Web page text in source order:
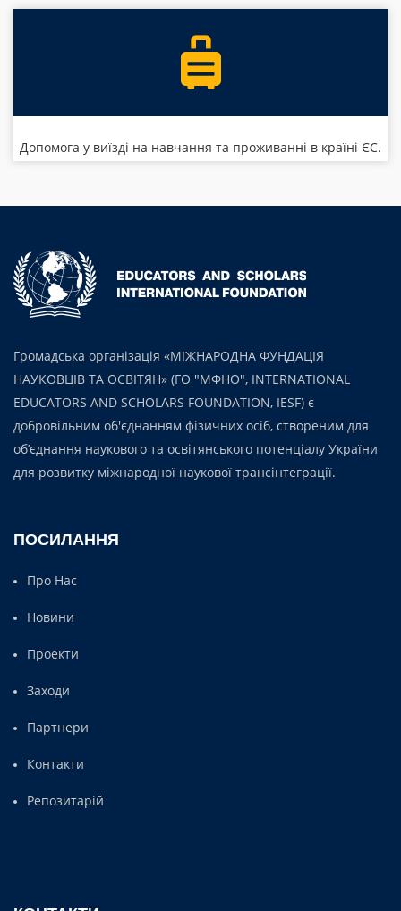
Допомога у виїзді на навчання та проживанні в країні ЄС.
Громадська організація «МІЖНАРОДНА ФУНДАЦІЯ
НАУКОВЦІВ ТА ОСВІТЯН» (ГО "МФНО", INTERNATIONAL
EDUCATORS AND SCHOLARS FOUNDATION, IESF) є
добровільним об'єднанням фізичних осіб, створеним для
об’єднання наукового та освітянського потенціалу України
для розвитку міжнародної наукової трансінтеграції.
ПОСИЛАННЯ
Про Нас
Новини
Проекти
Заходи
Партнери
Контакти
Репозитарій